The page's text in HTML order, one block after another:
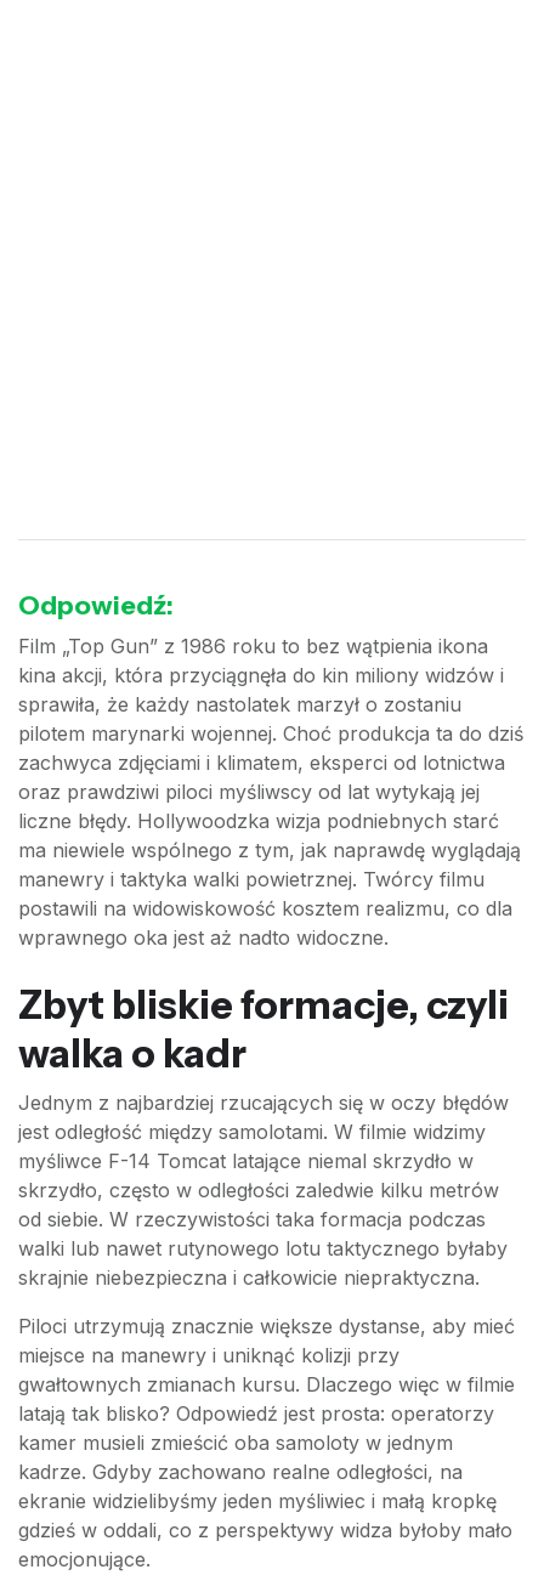
Odpowiedź:
Film „Top Gun” z 1986 roku to bez wątpienia ikona
kina akcji, która przyciągnęła do kin miliony widzów i
sprawiła, że każdy nastolatek marzył o zostaniu
pilotem marynarki wojennej. Choć produkcja ta do dziś
zachwyca zdjęciami i klimatem, eksperci od lotnictwa
oraz prawdziwi piloci myśliwscy od lat wytykają jej
liczne błędy. Hollywoodzka wizja podniebnych starć
ma niewiele wspólnego z tym, jak naprawdę wyglądają
manewry i taktyka walki powietrznej. Twórcy filmu
postawili na widowiskowość kosztem realizmu, co dla
wprawnego oka jest aż nadto widoczne.
Zbyt bliskie formacje, czyli
walka o kadr
Jednym z najbardziej rzucających się w oczy błędów
jest odległość między samolotami. W filmie widzimy
myśliwce F-14 Tomcat latające niemal skrzydło w
skrzydło, często w odległości zaledwie kilku metrów
od siebie. W rzeczywistości taka formacja podczas
walki lub nawet rutynowego lotu taktycznego byłaby
skrajnie niebezpieczna i całkowicie niepraktyczna.
Piloci utrzymują znacznie większe dystanse, aby mieć
miejsce na manewry i uniknąć kolizji przy
gwałtownych zmianach kursu. Dlaczego więc w filmie
latają tak blisko? Odpowiedź jest prosta: operatorzy
kamer musieli zmieścić oba samoloty w jednym
kadrze. Gdyby zachowano realne odległości, na
ekranie widzielibyśmy jeden myśliwiec i małą kropkę
gdzieś w oddali, co z perspektywy widza byłoby mało
emocjonujące.